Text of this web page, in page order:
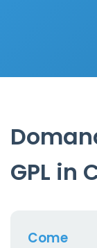
GPL in
Come